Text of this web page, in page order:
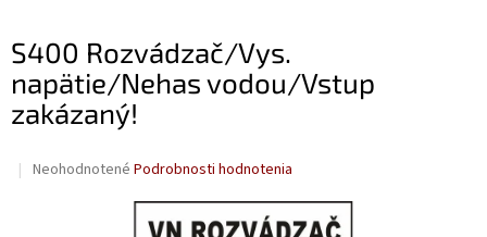
S400 Rozvádzač/Vys.
napätie/Nehas vodou/Vstup
zakázaný!
Priemerné
Neohodnotené Podrobnosti hodnotenia